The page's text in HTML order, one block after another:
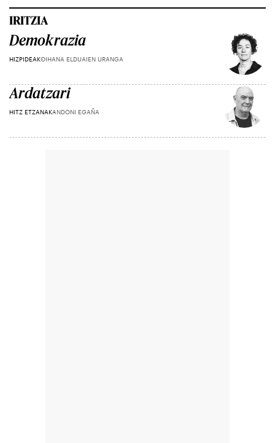
IRITZIA
Demokrazia
HIZPIDEAKOIHANA ELDUAIEN URANGA
Ardatzari
HITZ ETZANAKANDONI EGAÑA